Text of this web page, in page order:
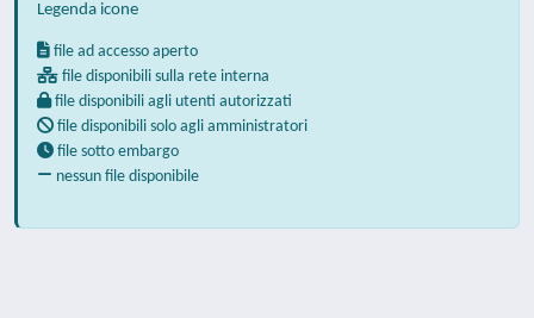
Legenda icone
file ad accesso aperto
file disponibili sulla rete interna
file disponibili agli utenti autorizzati
file disponibili solo agli amministratori
file sotto embargo
nessun file disponibile